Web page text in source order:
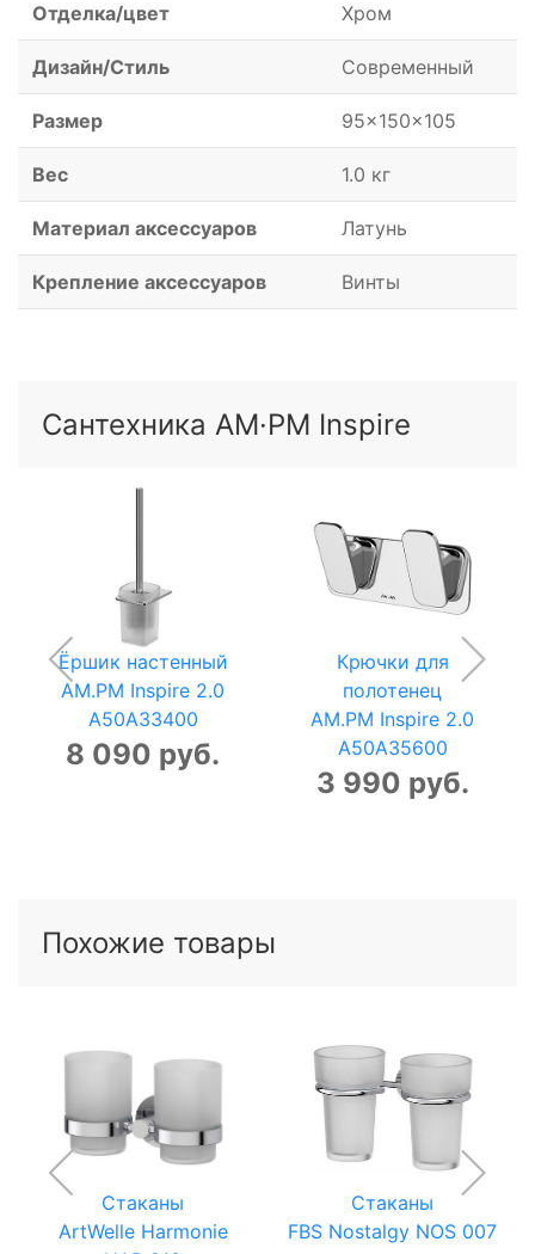
Отделка/цвет Хром
Дизайн/Стиль Современный
Размер 95x150x105
Вес 1.0 кг
Материал аксессуаров Латунь
Крепление аксессуаров Винты
Сантехника AM·PM Inspire
Ёршик настенный
AM.PM Inspire 2.0
A50A33400
8 090 руб.
Крючки для
полотенец
AM.PM Inspire 2.0
A50A35600
3 990 руб.
Похожие товары
Стаканы
ArtWelle Harmonie
Стаканы
FBS Nostalgy NOS 007